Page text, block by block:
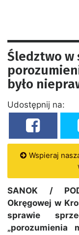
Śledztwo w
było
Udostępnij na:
Wspieraj
SANOK /
Okręgowej w
sprawie
„porozumienia